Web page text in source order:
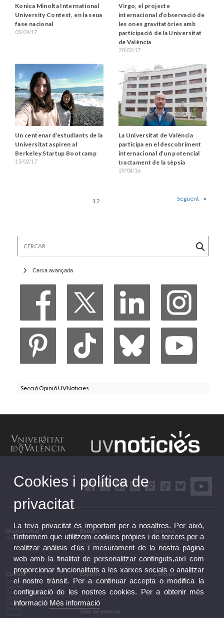
Konica Minolta International
University Contest, en la seua
fase nacional
05/04/17
Virgo, el projecte
internacional d’observació de
les ones gravitatòries amb
participació de la Universitat
de València
20/02/17
Un centenar d’estudiants de la
Universitat aspiren al
Berkeley Startup Bootcamp
15/02/17
La Universitat de València
participa en el descobriment
internacional d’un potencial
tractament de la sèpsia
29/04/16
1 2 Següent
Cerca avançada
Secció Opinió UVNoticies
Institucional
Institucional
Estudis
Estudis i formació
Recerca
Recerca, innovació i
Cultura
Arts escèniques
Conferències i debats
Congressos i jornades
Exposicions
Esports
Esports
Campus
Campus
Sala de premsa
Cookies i política de
privacitat
La teva privacitat és important per a nosaltres. Per això,
t'informem que utilitzem cookies pròpies i de tercers per a
realitzar anàlisis d'ús i mesurament de la nostra pàgina
web amb la finalitat de personalitzar continguts,així com
proporcionar funcionalitats a les xarxes socials o analitzar
el nostre trànsit. Per a continuar accepta o modifica la
configuració de les nostres cookies. Per a obtenir més
informació Més informació